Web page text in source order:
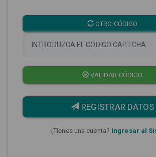
OTRO CÓDIGO
VALIDAR CÓDIGO
REGISTRAR DATOS
¿Tienes una cuenta? Ingresar al